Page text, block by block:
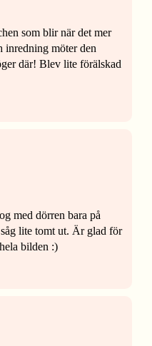
som blir när det mer
inredning möter den
där! Blev lite förälskad
med dörren bara på
lite tomt ut. Är glad för
bilden :)